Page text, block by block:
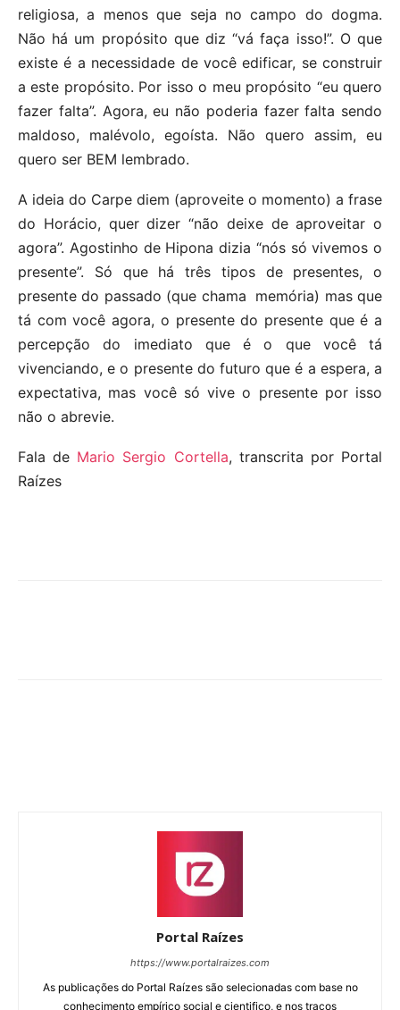
religiosa, a menos que seja no campo do dogma.
Não há um propósito que diz “vá faça isso!”. O que
existe é a necessidade de você edificar, se construir
a este propósito. Por isso o meu propósito “eu quero
fazer falta”. Agora, eu não poderia fazer falta sendo
maldoso, malévolo, egoísta. Não quero assim, eu
quero ser BEM lembrado.
A ideia do Carpe diem (aproveite o momento) a frase
do Horácio, quer dizer “não deixe deaproveitar o
agora”. Agostinho de Hipona dizia “nós só vivemos o
presente”. Só que há três tipos de presentes, o
presente do passado (que chama memória) mas que
tá com você agora, o presente do presente que é a
percepção do imediato que é o que você tá
vivenciando, e o presente do futuro que é a espera, a
expectativa, mas você só vive o presente por isso
não o abrevie.
Fala de Mario Sergio Cortella, transcrita por Portal
Raízes
Portal Raízes
https://www.portalraizes.com
As publicações do Portal Raízes são selecionadas com base no
conhecimento empírico social e cientifico, e nos traços